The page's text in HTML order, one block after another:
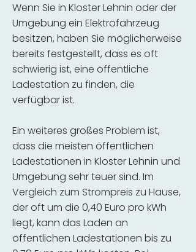
Wenn Sie in Kloster Lehnin oder der
Umgebung ein Elektrofahrzeug
besitzen, haben Sie möglicherweise
bereits festgestellt, dass es oft
schwierig ist, eine öffentliche
Ladestation zu finden, die
verfügbar ist.
Ein weiteres großes Problem ist,
dass die meisten öffentlichen
Ladestationen in Kloster Lehnin und
Umgebung sehr teuer sind. Im
Vergleich zum Strompreis zu Hause,
der oft um die 0,40 Euro pro kWh
liegt, kann das Laden an
öffentlichen Ladestationen bis zu